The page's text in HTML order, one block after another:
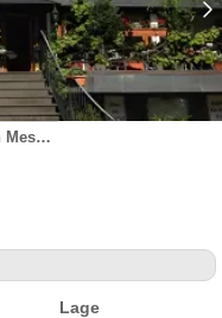
Weinhaus - Restaurant Serwazi-Zenzen in Mesenich an der Mosel
Lage